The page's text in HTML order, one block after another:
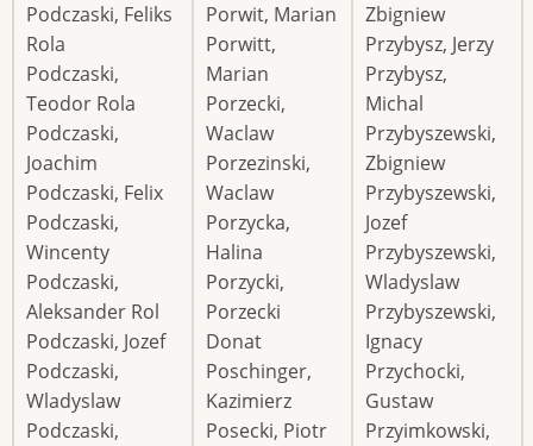
Podczaski, Feliks
Rola
Podczaski,
Teodor Rola
Podczaski,
Joachim
Podczaski, Felix
Podczaski,
Wincenty
Podczaski,
Aleksander Rol
Podczaski, Jozef
Podczaski,
Wladyslaw
Podczaski,
Porwit, Marian
Porwitt,
Marian
Porzecki,
Waclaw
Porzezinski,
Waclaw
Porzycka,
Halina
Porzycki,
Porzecki
Donat
Poschinger,
Kazimierz
Posecki, Piotr
Zbigniew
Przybysz, Jerzy
Przybysz,
Michal
Przybyszewski,
Zbigniew
Przybyszewski,
Jozef
Przybyszewski,
Wladyslaw
Przybyszewski,
Ignacy
Przychocki,
Gustaw
Przyimkowski,